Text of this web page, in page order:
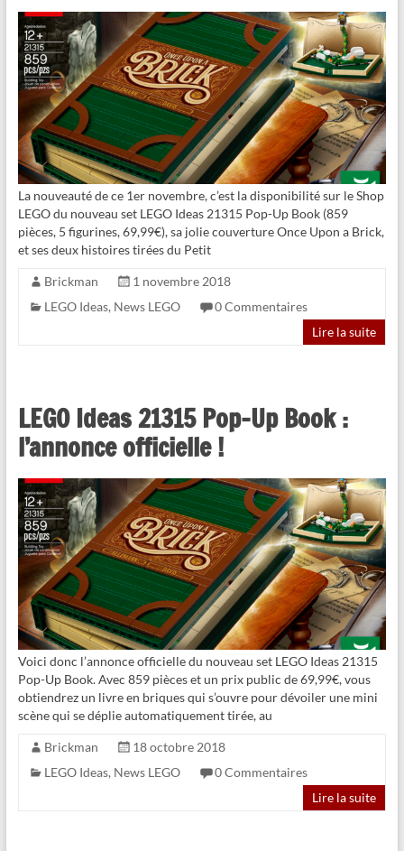
La nouveauté de ce 1er novembre, c’est la disponibilité sur le Shop
LEGO du nouveau set LEGO Ideas 21315 Pop-Up Book (859
pièces, 5 figurines, 69,99€), sa jolie couverture Once Upon a Brick,
et ses deux histoires tirées du Petit
Brickman
1 novembre 2018
LEGO Ideas, News LEGO
0 Commentaires
Lire la suite
LEGO Ideas 21315 Pop-Up Book :
l’annonce officielle !
Voici donc l’annonce officielle du nouveau set LEGO Ideas 21315
Pop-Up Book. Avec 859 pièces et un prix public de 69,99€, vous
obtiendrez un livre en briques qui s’ouvre pour dévoiler une mini
scène qui se déplie automatiquement tirée, au
Brickman
18 octobre 2018
LEGO Ideas, News LEGO
0 Commentaires
Lire la suite